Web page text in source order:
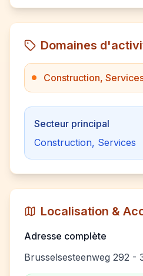
Domaines
Construction,
Secteur principal
Construction, Services
Localisation &
Adresse complète
Brusselsesteenweg 292 -